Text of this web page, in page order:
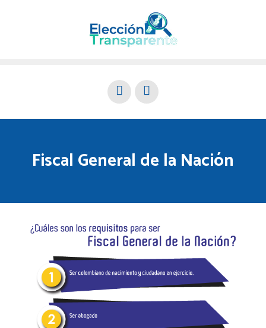
Fiscal General de la Nación